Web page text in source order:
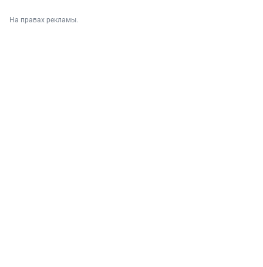
На правах рекламы.